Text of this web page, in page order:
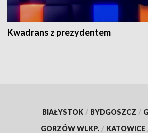
Kwadrans z prezydentem
BIAŁYSTOK / BYDGOSZCZ /
GORZÓW WLKP. / KATOWICE